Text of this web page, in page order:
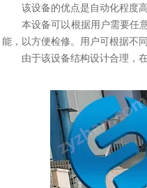
该设备的优点是自动化程度
本设备可以根据用户需要任
能，以方便检修。用户可根据不
由于该设备结构设计合理，